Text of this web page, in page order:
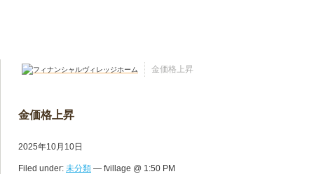
金価格上昇
金価格上昇
2025年10月10日
Filed under: 未分類 — fvillage @ 1:50 PM